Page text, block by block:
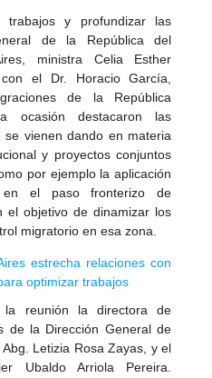
y profundizar las
de la República del
ministra Celia Esther
el Dr. Horacio García,
de la República
ocasión destacaron las
se vienen dando en materia
y proyectos conjuntos
por ejemplo la aplicación
en el paso fronterizo de
el objetivo de dinamizar los
migratorio en esa zona.
la reunión la directora de
de la Dirección General de
Letizia Rosa Zayas, y el
Ubaldo Arriola Pereira.